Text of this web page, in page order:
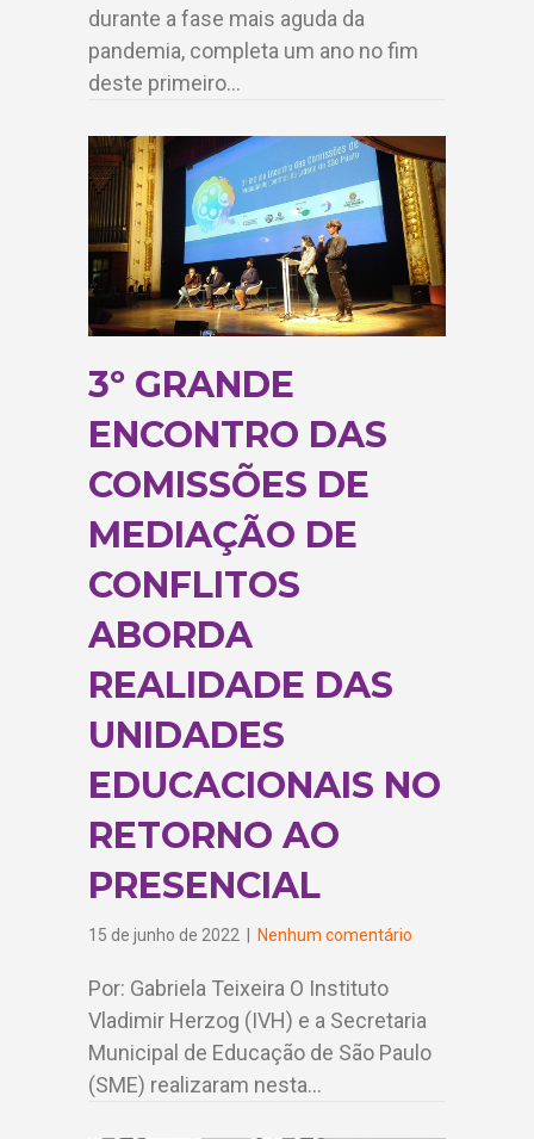
durante a fase mais aguda da
pandemia, completa um ano no fim
deste primeiro…
3º GRANDE
ENCONTRO DAS
COMISSÕES DE
MEDIAÇÃO DE
CONFLITOS
ABORDA
REALIDADE DAS
UNIDADES
EDUCACIONAIS NO
RETORNO AO
PRESENCIAL
15 de junho de 2022 Nenhum comentário
Por: Gabriela Teixeira O Instituto
Vladimir Herzog (IVH) e a Secretaria
Municipal de Educação de São Paulo
(SME) realizaram nesta…